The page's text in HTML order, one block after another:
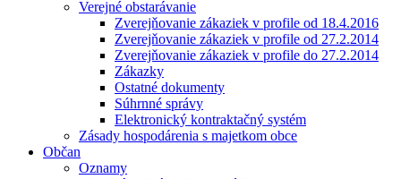
Verejné obstarávanie
Zverejňovanie zákaziek v profile od 18.4.2016
Zverejňovanie zákaziek v profile od 27.2.2014
Zverejňovanie zákaziek v profile do 27.2.2014
Zákazky
Ostatné dokumenty
Súhrnné správy
Elektronický kontraktačný systém
Zásady hospodárenia s majetkom obce
Občan
Oznamy